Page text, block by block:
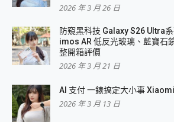
2026 年 3 月 26 日
防窺黑科技 Galaxy S26 Ultra
imos AR 低反光玻璃、藍寶石
整開箱評價
2026 年 3 月 21 日
AI 支付 一錶搞定大小事
2026 年 3 月 13 日